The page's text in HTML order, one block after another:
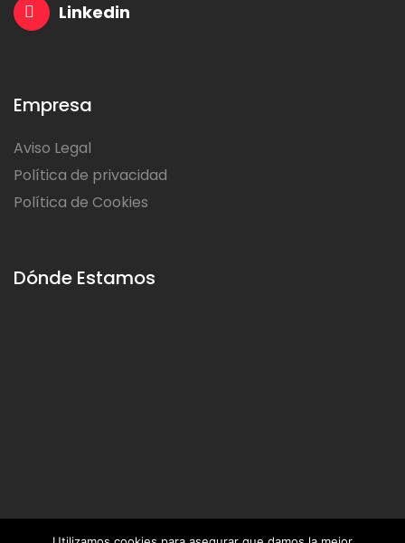
Linkedin
Empresa
Aviso Legal
Política de privacidad
Política de Cookies
Dónde Estamos